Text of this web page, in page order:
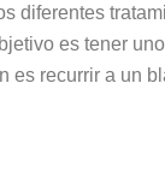
diferentes
es tener
es recurrir a un